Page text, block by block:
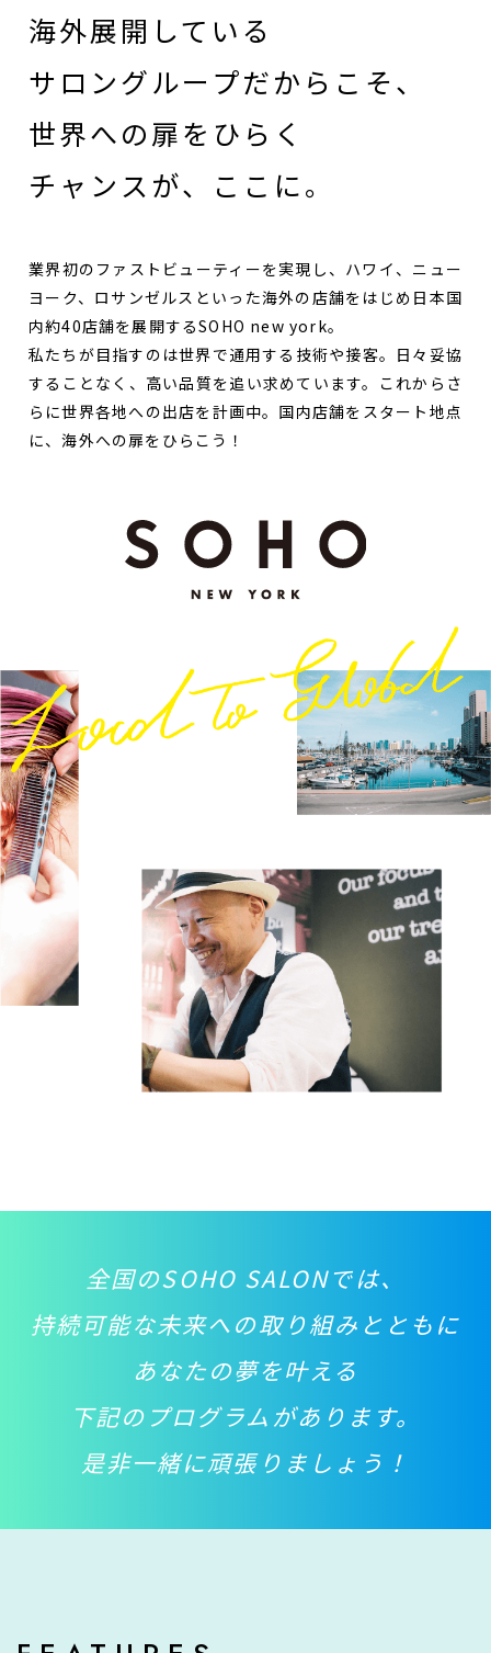
海外展開している
サロングループだからこそ、
世界への扉をひらく
チャンスが、ここに。
業界初のファストビューティーを実現し、 ハワイ、ニュー
ヨーク、ロサンゼルスといった海外の店舗をはじめ 日本国
内約40店舗を展開するSOHO new york。
私たちが目指すのは世界で通用する技術や接客。 日々妥協
することなく、高い品質を追い求めています。
これからさ
らに世界各地への出店を計画中。 国内店舗をスタート地点
に、海外への扉をひらこう！
全国のSOHO SALONでは、
持続可能な未来への取り組みとともに
あなたの夢を叶える
下記のプログラムがあります。
是非一緒に頑張りましょう！